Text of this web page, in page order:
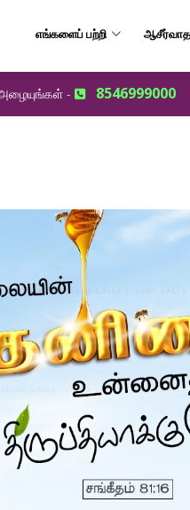
எங்களைப் பற்றி
- 8546999000